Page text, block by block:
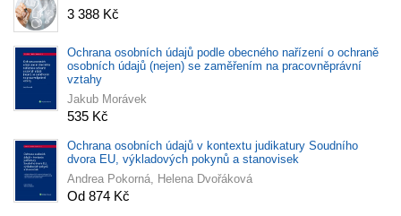
3 388 Kč
Ochrana osobních údajů podle obecného nařízení o ochraně
osobních údajů (nejen) se zaměřením na pracovněprávní
vztahy
Jakub Morávek
535 Kč
Ochrana osobních údajů v kontextu judikatury Soudního
dvora EU, výkladových pokynů a stanovisek
Andrea Pokorná, Helena Dvořáková
Od 874 Kč